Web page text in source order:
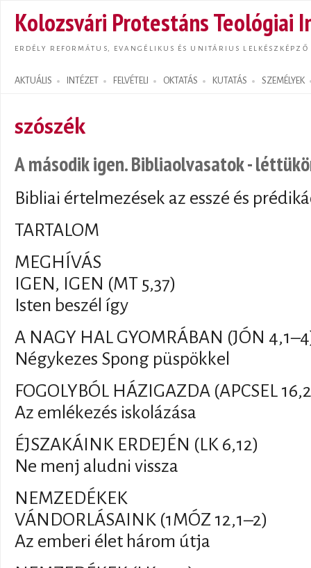
Kolozsvári Protestáns Teológiai
ERDÉLY REFORMÁTUS, EVANGÉLIKUS ÉS UNITÁRIUS LELKÉSZKÉPZŐ
AKTUÁLIS INTÉZET FELVÉTELI OKTATÁS KUTATÁS SZEMÉLYEK
Search form
szószék
A második igen. Bibliaolvasatok -
Bibliai értelmezések az esszé és
TARTALOM
MEGHÍVÁS
IGEN, IGEN (MT 5,37)
Isten beszél így
A NAGY HAL GYOMRÁBAN (JÓN
Négykezes Spong püspökkel
FOGOLYBÓL HÁZIGAZDA (APCSEL
Az emlékezés iskolázása
ÉJSZAKÁINK ERDEJÉN (LK 6,12)
Ne menj aludni vissza
NEMZEDÉKEK
VÁNDORLÁSAINK (1MÓZ 12,1–2)
Az emberi élet három útja